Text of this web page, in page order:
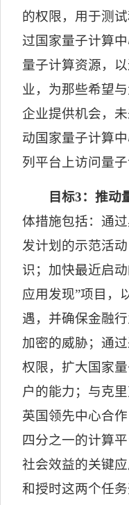
的权限，用于测
过国家量子计算
量子计算资源，
业，为那些希望
企业提供机会，
动国家量子计算
列平台上访问量子
目标3：推动
体措施包括：通
发计划的示范活
识；加快最近启
应用发现”项目，
遇，并确保金融
加密的威胁；通
权限，扩大国家
户的能力；与克
英国领先中心合
四分之一的计算
社会效益的关键
和授时这两个任